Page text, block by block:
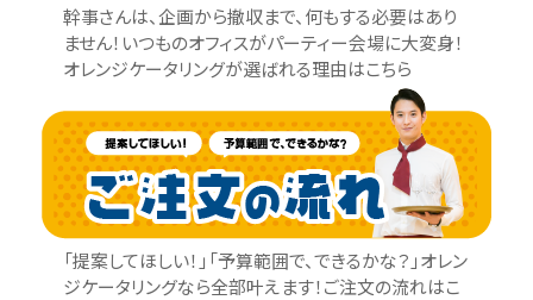
幹事さんは、企画から撤収まで、何もする必要はあり
ません！いつものオフィスがパーティー会場に大変身！
オレンジケータリングが選ばれる理由はこちら
「提案してほしい！」「予算範囲で、できるかな？」オレン
ジケータリングなら全部叶えます！ご注文の流れはこ